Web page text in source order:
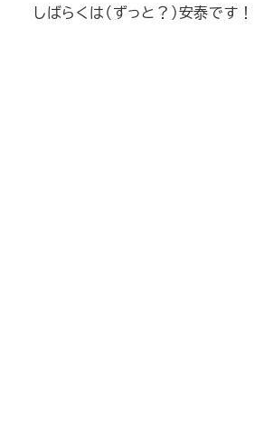
しばらくは（ずっと？）安泰です！